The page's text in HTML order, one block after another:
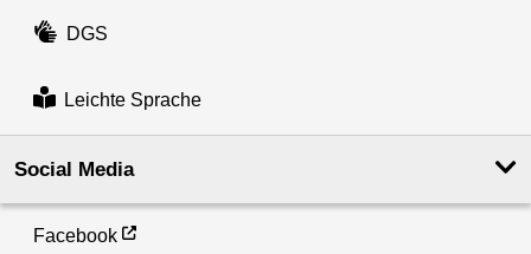
DGS
Leichte Sprache
Social Media
Facebook